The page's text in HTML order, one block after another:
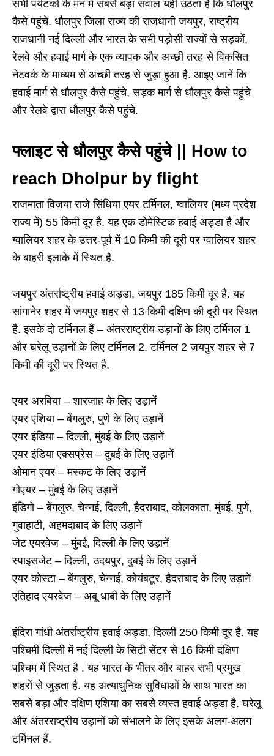
सभी पर्यटकों के मन में सबसे बड़ा सवाल यही उठता है कि धौलपुर
कैसे पहुंचे. धौलपुर जिला राज्य की राजधानी जयपुर, राष्ट्रीय
राजधानी नई दिल्ली और भारत के सभी पड़ोसी राज्यों से सड़कों,
रेलवे और हवाई मार्ग के एक व्यापक और अच्छी तरह से विकसित
नेटवर्क के माध्यम से अच्छी तरह से जुड़ा हुआ है. आइए जानें कि
हवाई मार्ग से धौलपुर कैसे पहुंचे, सड़क मार्ग से धौलपुर कैसे पहुंचे
और रेलवे द्वारा धौलपुर कैसे पहुंचे.
फ्लाइट से धौलपुर कैसे पहुंचे || How to
reach Dholpur by flight
राजमाता विजया राजे सिंधिया एयर टर्मिनल, ग्वालियर (मध्य प्रदेश
राज्य में) 55 किमी दूर है. यह एक डोमेस्टिक हवाई अड्डा है और
ग्वालियर शहर के उत्तर-पूर्व में 10 किमी की दूरी पर ग्वालियर शहर
के बाहरी इलाके में स्थित है.
जयपुर अंतर्राष्ट्रीय हवाई अड्डा, जयपुर 185 किमी दूर है. यह
सांगानेर शहर में जयपुर शहर से 13 किमी दक्षिण की दूरी पर स्थित
है. इसके दो टर्मिनल हैं – अंतरराष्ट्रीय उड़ानों के लिए टर्मिनल 1
और घरेलू उड़ानों के लिए टर्मिनल 2. टर्मिनल 2 जयपुर शहर से 7
किमी की दूरी पर स्थित है.
एयर अरबिया – शारजाह के लिए उड़ानें
एयर एशिया – बेंगलुरु, पुणे के लिए उड़ानें
एयर इंडिया – दिल्ली, मुंबई के लिए उड़ानें
एयर इंडिया एक्सप्रेस – दुबई के लिए उड़ानें
ओमान एयर – मस्कट के लिए उड़ानें
गोएयर – मुंबई के लिए उड़ानें
इंडिगो – बेंगलुरु, चेन्नई, दिल्ली, हैदराबाद, कोलकाता, मुंबई, पुणे,
गुवाहाटी, अहमदाबाद के लिए उड़ानें
जेट एयरवेज – मुंबई, दिल्ली के लिए उड़ानें
स्पाइसजेट – दिल्ली, उदयपुर, दुबई के लिए उड़ानें
एयर कोस्टा – बेंगलुरु, चेन्नई, कोयंबटूर, हैदराबाद के लिए उड़ानें
एतिहाद एयरवेज – अबू धाबी के लिए उड़ानें
इंदिरा गांधी अंतर्राष्ट्रीय हवाई अड्डा, दिल्ली 250 किमी दूर है. यह
पश्चिमी दिल्ली में नई दिल्ली के सिटी सेंटर से 16 किमी दक्षिण
पश्चिम में स्थित है . यह भारत के भीतर और बाहर सभी प्रमुख
शहरों से जुड़ता है. यह अत्याधुनिक सुविधाओं के साथ भारत का
सबसे बड़ा और दक्षिण एशिया का सबसे व्यस्त हवाई अड्डा है. घरेलू
और अंतरराष्ट्रीय उड़ानों को संभालने के लिए इसके अलग-अलग
टर्मिनल हैं.